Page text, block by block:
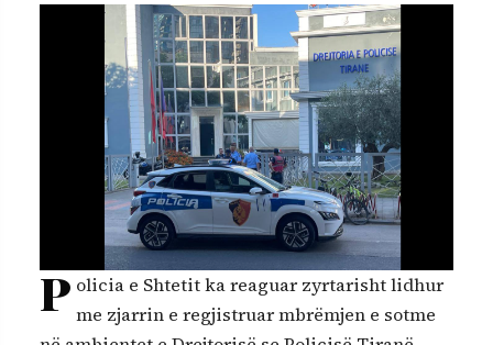
P olicia e Shtetit ka reaguar zyrtarisht lidhur
me zjarrin e regjistruar mbrëmjen e sotme